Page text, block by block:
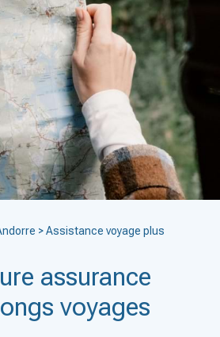
>Assistance voyage plus
assurance
voyages